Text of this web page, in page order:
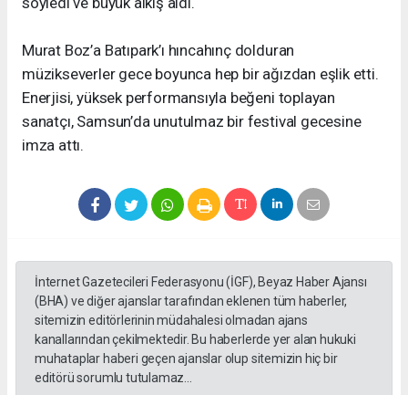
Murat Boz’a Batıpark’ı hıncahınç dolduran
müzikseverler gece boyunca hep bir ağızdan eşlik etti.
Enerjisi, yüksek performansıyla beğeni toplayan
sanatçı, Samsun’da unutulmaz bir festival gecesine
imza attı.
İnternet Gazetecileri Federasyonu (İGF), Beyaz Haber Ajansı
(BHA) ve diğer ajanslar tarafından eklenen tüm haberler,
sitemizin editörlerinin müdahalesi olmadan ajans
kanallarından çekilmektedir. Bu haberlerde yer alan hukuki
muhataplar haberi geçen ajanslar olup sitemizin hiç bir
editörü sorumlu tutulamaz...